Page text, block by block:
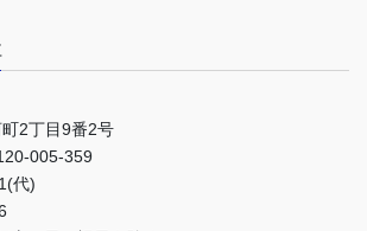
2丁目9番2号
005-359
代)